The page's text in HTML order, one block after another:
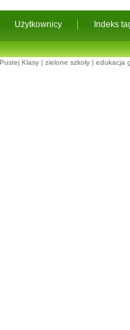
Użytkownicy Indeks
Klasy | zielone szkoły | edukacja